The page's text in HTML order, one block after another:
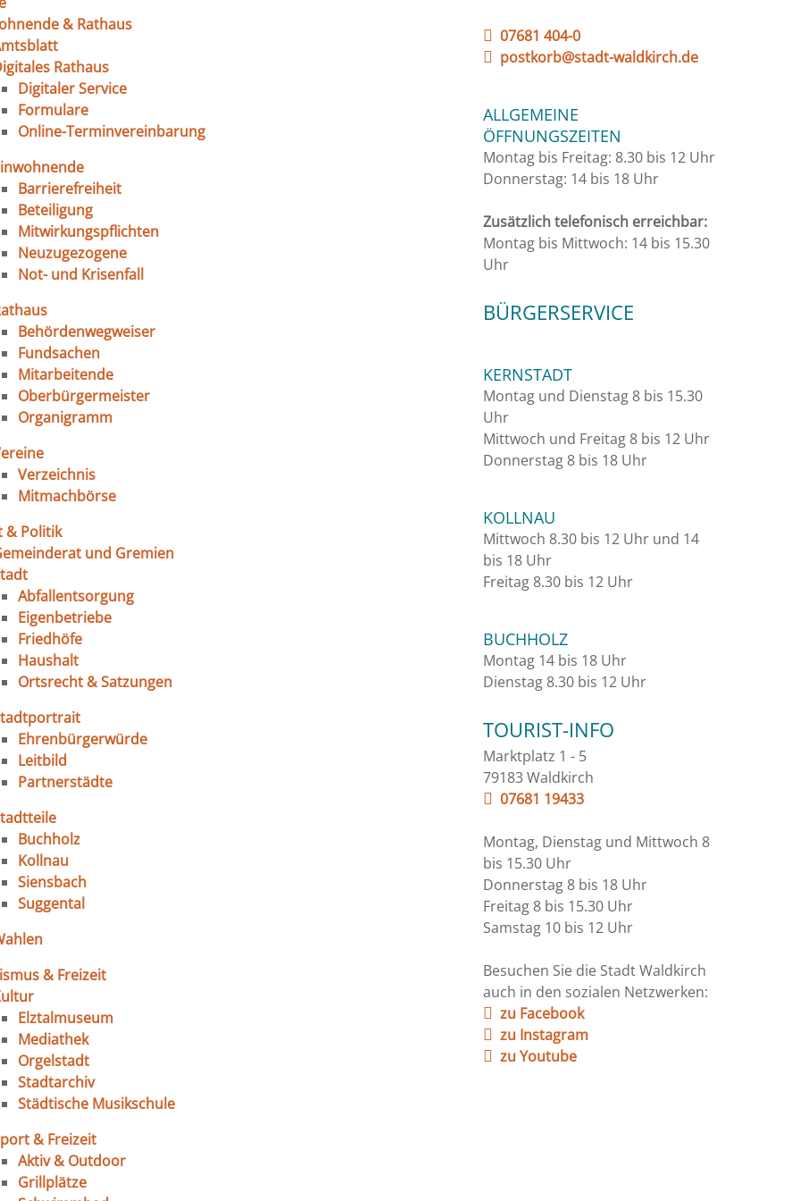
& Rathaus
Rathaus
Digitaler Service
Formulare
Online-Terminvereinbarung
Barrierefreiheit
Beteiligung
Mitwirkungspflichten
Neuzugezogene
Not- und Krisenfall
Behördenwegweiser
Fundsachen
Mitarbeitende
Oberbürgermeister
Organigramm
Verzeichnis
Mitmachbörse
& Politik
und Gremien
Abfallentsorgung
Eigenbetriebe
Friedhöfe
Haushalt
Ortsrecht & Satzungen
Ehrenbürgerwürde
Leitbild
Partnerstädte
Buchholz
Kollnau
Siensbach
Suggental
& Freizeit
Elztalmuseum
Mediathek
Orgelstadt
Stadtarchiv
Städtische Musikschule
& Freizeit
Aktiv & Outdoor
Grillplätze
07681 404-0
postkorb@stadt-waldkirch.de
ALLGEMEINE
ÖFFNUNGSZEITEN
Montag bis Freitag: 8.30 bis 12 Uhr
Donnerstag: 14 bis 18 Uhr
Zusätzlich telefonisch erreichbar:
Montag bis Mittwoch: 14 bis 15.30
Uhr
BÜRGERSERVICE
KERNSTADT
Montag und Dienstag 8 bis 15.30
Uhr
Mittwoch und Freitag 8 bis 12 Uhr
Donnerstag 8 bis 18 Uhr
KOLLNAU
Mittwoch 8.30 bis 12 Uhr und 14
bis 18 Uhr
Freitag 8.30 bis 12 Uhr
BUCHHOLZ
Montag 14 bis 18 Uhr
Dienstag 8.30 bis 12 Uhr
TOURIST-INFO
Marktplatz 1 - 5
79183 Waldkirch
07681 19433
Montag, Dienstag und Mittwoch 8
bis 15.30 Uhr
Donnerstag 8 bis 18 Uhr
Freitag 8 bis 15.30 Uhr
Samstag 10 bis 12 Uhr
Besuchen Sie die Stadt Waldkirch
auch in den sozialen Netzwerken:
zu Facebook
zu Instagram
zu Youtube